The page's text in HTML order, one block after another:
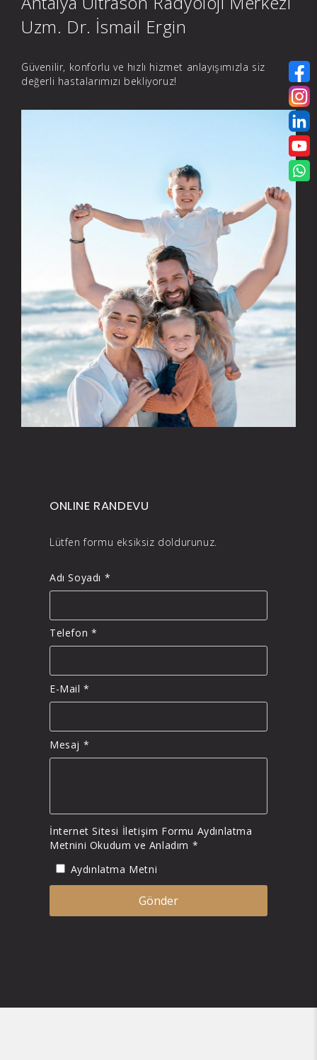
Uzm. Dr. İsmail Ergin
Güvenilir, konforlu ve hızlı hizmet anlayışımızla siz
değerli hastalarımızı bekliyoruz!
ONLINE RANDEVU
Lütfen formu eksiksiz doldurunuz.
Adı Soyadı *
Telefon *
E-Mail *
Mesaj *
İnternet Sitesi İletişim Formu Aydınlatma
Metnini Okudum ve Anladım *
Aydınlatma Metni
Gönder